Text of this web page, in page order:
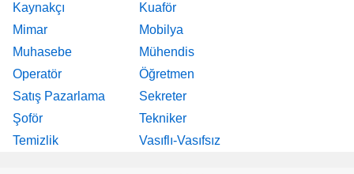
Kaynakçı
Kuaför
Mimar
Mobilya
Muhasebe
Mühendis
Operatör
Öğretmen
Satış Pazarlama
Sekreter
Şoför
Tekniker
Temizlik
Vasıflı-Vasıfsız